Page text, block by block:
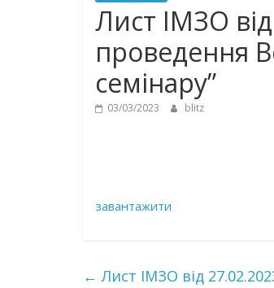
офіційний
веб-
сайт
Лист ІМЗО
проведення
семінару”
03/03/2023 blitz
завантажити
← Лист ІМЗО від